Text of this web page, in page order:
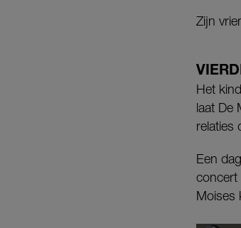
Zijn
Het
laat De
relaties
Een
concert
Moises